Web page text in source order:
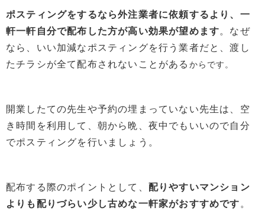
ポスティングをするなら外注業者に依頼するより、一
軒一軒自分で配布した方が高い効果が望めます。なぜ
なら、いい加減なポスティングを行う業者だと、渡し
たチラシが全て配布されないことがある からです。
開業したての先生や予約の埋まっていない先生は、空
き時間を利用して、朝から晩、夜中でもいいので自分
でポスティングを行いましょう。
配布する際のポイントとして、 配りやすいマンション
よりも配りづらい少し古めな一軒家がおすすめです。